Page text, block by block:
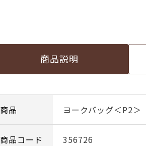
商品説明
商品 ヨークバッグ＜P2＞
商品コード 356726